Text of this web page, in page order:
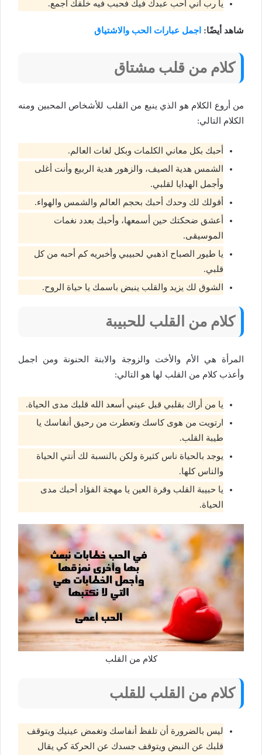
يا رب أني أحب عبدك فيك فحبب فيه خلقك أجمع.
شاهد أيضًا: اجمل عبارات الحب والاشتياق
كلام من قلب مشتاق
من أروع الكلام هو الذي ينبع من القلب للأشخاص المحبين ومنه
الكلام التالي:
أحبك بكل معاني الكلمات وبكل لغات العالم.
الشمس هدية الصيف، والزهور هدية الربيع وأنت أغلى
وأجمل الهدايا لقلبي.
أقولك لك وحدك أحبك بحجم العالم والشمس والهواء.
أعشق ضحكتك حين أسمعها، وأحبك بعدد نغمات
الموسيقى.
يا طيور الصباح اذهبي لحبيبي وأخبريه كم أحبه من كل
قلبي.
الشوق لك يزيد والقلب ينبض باسمك يا حياة الروح.
كلام من القلب للحبيبة
المرأة هي الأم والأخت والزوجة والابنة الحنونة ومن اجمل
وأعذب كلام من القلب لها هو التالي:
يا من أراك بقلبي قبل عيني أسعد الله قلبك مدى الحياة.
ارتويت من هوى كاسك وتعطرت من رحيق أنفاسك يا
طيبة القلب.
يوجد بالحياة ناس كثيرة ولكن بالنسبة لك أنتي الحياة
والناس كلها.
يا حبيبة القلب وقرة العين يا مهجة الفؤاد أحبك مدى
الحياة.
كلام من القلب
كلام من القلب للقلب
ليس بالضرورة أن تلفظ أنفاسك وتغمض عينيك ويتوقف
قلبك عن النبض ويتوقف جسدك عن الحركة كي يقال